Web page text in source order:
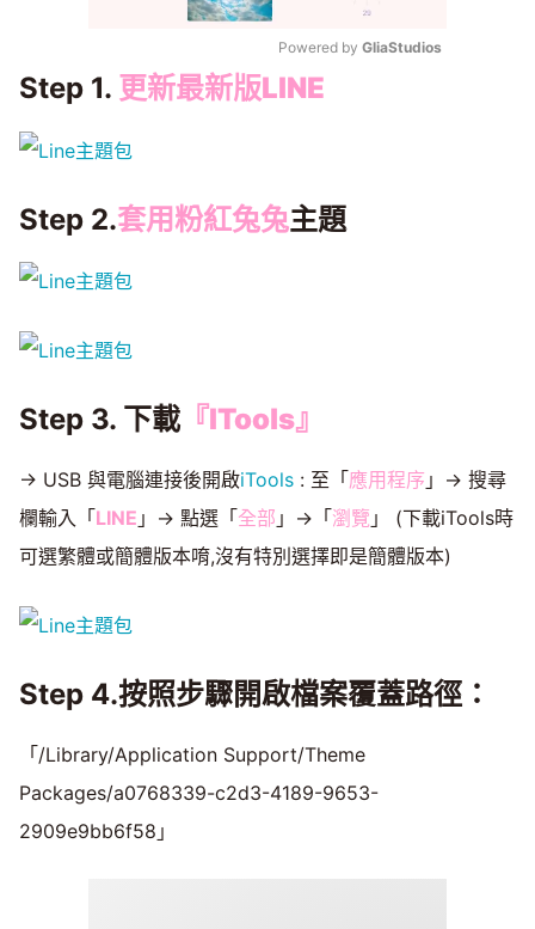
Powered by GliaStudios
Step 1. 更新最新版LINE
Step 2.套用粉紅兔兔主題
Step 3. 下載 『ITools』
→ USB 與電腦連接後開啟iTools : 至「應用程序 」→ 搜尋
欄輸入「LINE 」→ 點選「全部 」→「瀏覽 」 (下載iTools時
可選繁體或簡體版本唷,沒有特別選擇即是簡體版本)
Step 4.按照步驟開啟檔案覆蓋路徑：
「/Library/Application Support/Theme
Packages/a0768339-c2d3-4189-9653-
2909e9bb6f58」